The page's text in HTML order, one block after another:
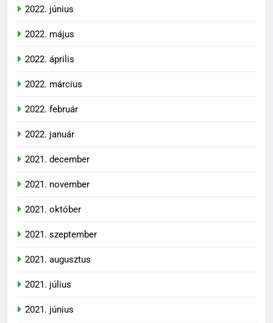
2022. június
2022. május
2022. április
2022. március
2022. február
2022. január
2021. december
2021. november
2021. október
2021. szeptember
2021. augusztus
2021. július
2021. június